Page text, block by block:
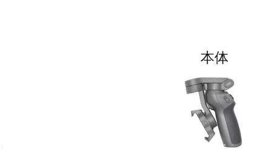
本体